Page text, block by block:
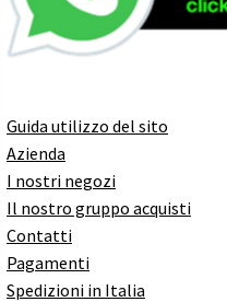
Guida utilizzo del sito
Azienda
I nostri negozi
Il nostro gruppo acquisti
Contatti
Pagamenti
Spedizioni in Italia